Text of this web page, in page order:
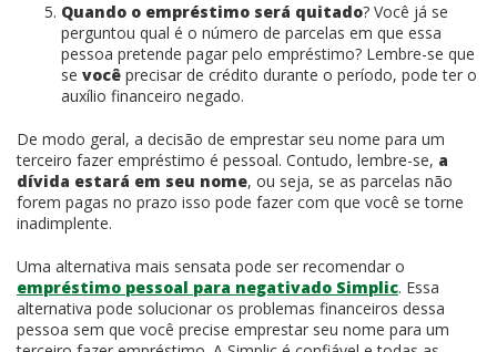
Quando o empréstimo será quitado? Você já se
perguntou qual é o número de parcelas em que essa
pessoa pretende pagar pelo empréstimo? Lembre-se que
se você precisar de crédito durante o período, pode ter o
auxílio financeiro negado.
De modo geral, a decisão de emprestar seu nome para um
terceiro fazer empréstimo é pessoal. Contudo, lembre-se, a
dívida estará em seu nome, ou seja, se as parcelas não
forem pagas no prazo isso pode fazer com que você se torne
inadimplente.
Uma alternativa mais sensata pode ser recomendar o
empréstimo pessoal para negativado Simplic. Essa
alternativa pode solucionar os problemas financeiros dessa
pessoa sem que você precise emprestar seu nome para um